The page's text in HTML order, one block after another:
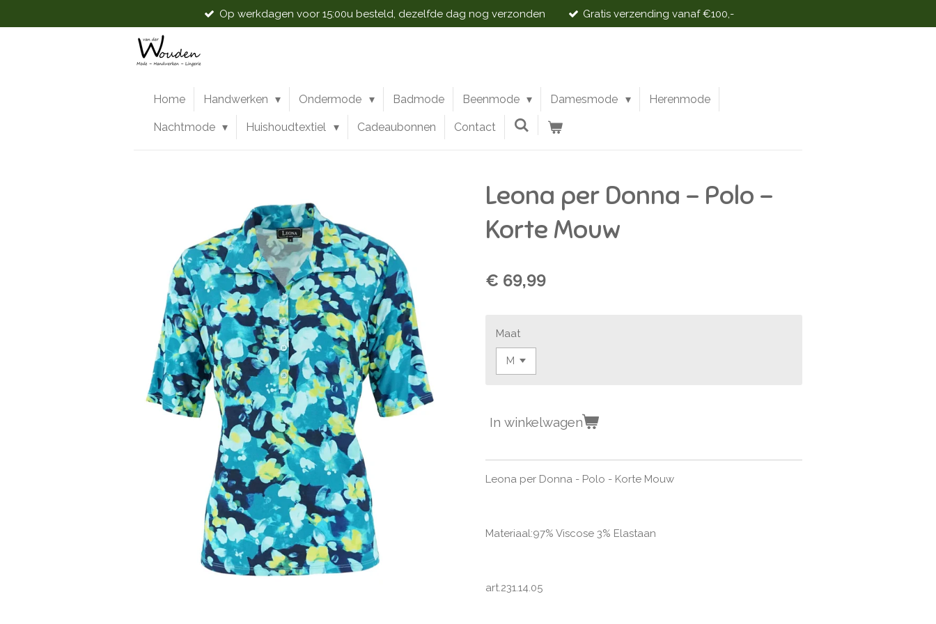
direct
Op werkdagen voor 15:00u besteld, dezelfde dag nog verzonden Gratis verzending vanaf €100,-
Home Handwerken Ondermode Badmode Beenmode Damesmode Herenmode
Nachtmode Huishoudtextiel Cadeaubonnen Contact
Leona per Donna - Polo -
Korte Mouw
€ 69,99
Maat
In winkelwagen
Leona per Donna - Polo - Korte Mouw
Materiaal:97% Viscose 3% Elastaan
art.231.14.05